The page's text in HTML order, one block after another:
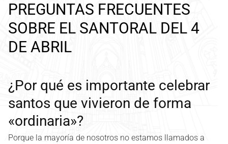
PREGUNTAS FRECUENTES
SOBRE EL SANTORAL DEL 4
DE ABRIL
¿Por qué es importante celebrar
santos que vivieron de forma
«ordinaria»?
Porque la mayoría de nosotros no estamos llamados a